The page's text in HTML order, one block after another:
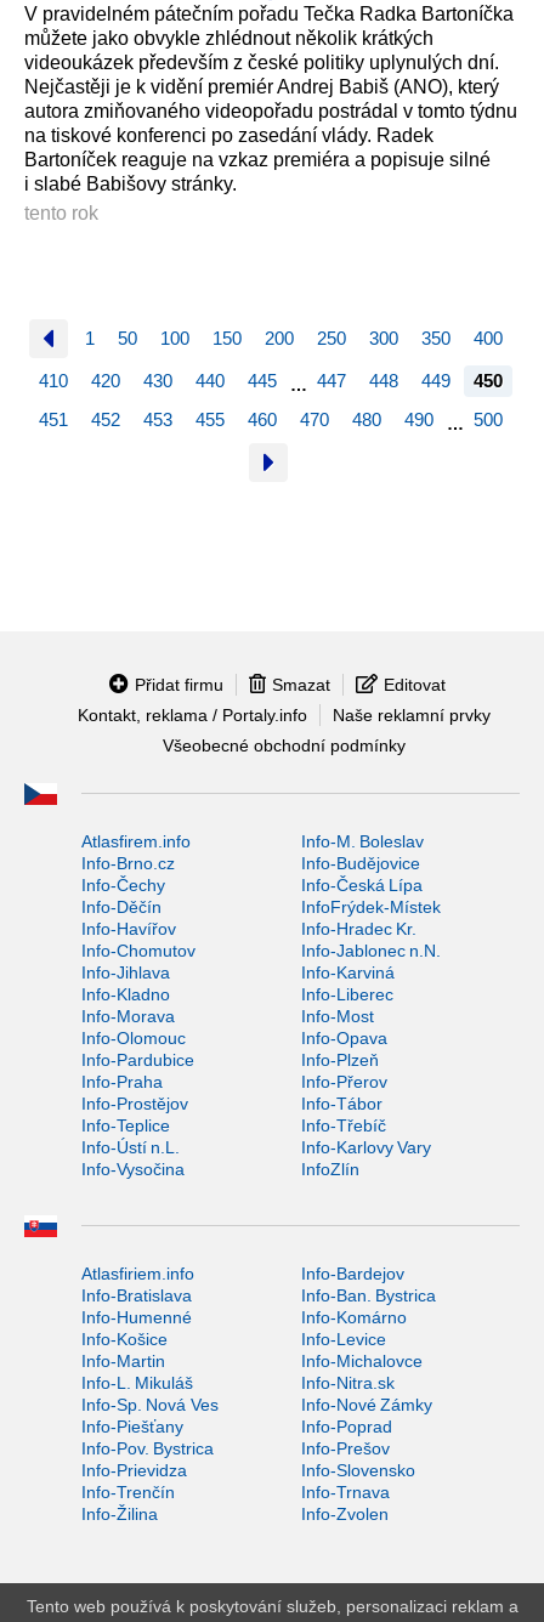
V pravidelném pátečním pořadu Tečka Radka Bartoníčka
můžete jako obvykle zhlédnout několik krátkých
videoukázek především z české politiky uplynulých dní.
Nejčastěji je k vidění premiér Andrej Babiš (ANO), který
autora zmiňovaného videopořadu postrádal v tomto týdnu
na tiskové konferenci po zasedání vlády. Radek
Bartoníček reaguje na vzkaz premiéra a popisuje silné
i slabé Babišovy stránky.
tento rok
1 50 100 150 200 250 300 350 400
410 420 430 440 445 … 447 448 449
450
451
452 453 455 460 470 480 490 … 500
Přidat firmu Smazat
Editovat
Kontakt, reklama / Portaly.info
Naše reklamní prvky
Všeobecné obchodní podmínky
Atlasfirem.info
Info-M. Boleslav
Info-Brno.cz
Info-Budějovice
Info-Čechy
Info-Česká Lípa
Info-Děčín
InfoFrýdek-Místek
Info-Havířov
Info-Hradec Kr.
Info-Chomutov
Info-Jablonec n.N.
Info-Jihlava
Info-Karviná
Info-Kladno
Info-Liberec
Info-Morava
Info-Most
Info-Olomouc
Info-Opava
Info-Pardubice
Info-Plzeň
Info-Praha
Info-Přerov
Info-Prostějov
Info-Tábor
Info-Teplice
Info-Třebíč
Info-Ústí n.L.
Info-Karlovy Vary
Info-Vysočina
InfoZlín
Atlasfiriem.info
Info-Bardejov
Info-Bratislava
Info-Ban. Bystrica
Info-Humenné
Info-Komárno
Info-Košice
Info-Levice
Info-Martin
Info-Michalovce
Info-L. Mikuláš
Info-Nitra.sk
Info-Sp. Nová Ves
Info-Nové Zámky
Info-Piešťany
Info-Poprad
Info-Pov. Bystrica
Info-Prešov
Info-Prievidza
Info-Slovensko
Info-Trenčín
Info-Trnava
Info-Žilina
Info-Zvolen
Tento web používá k poskytování služeb, personalizaci reklam a